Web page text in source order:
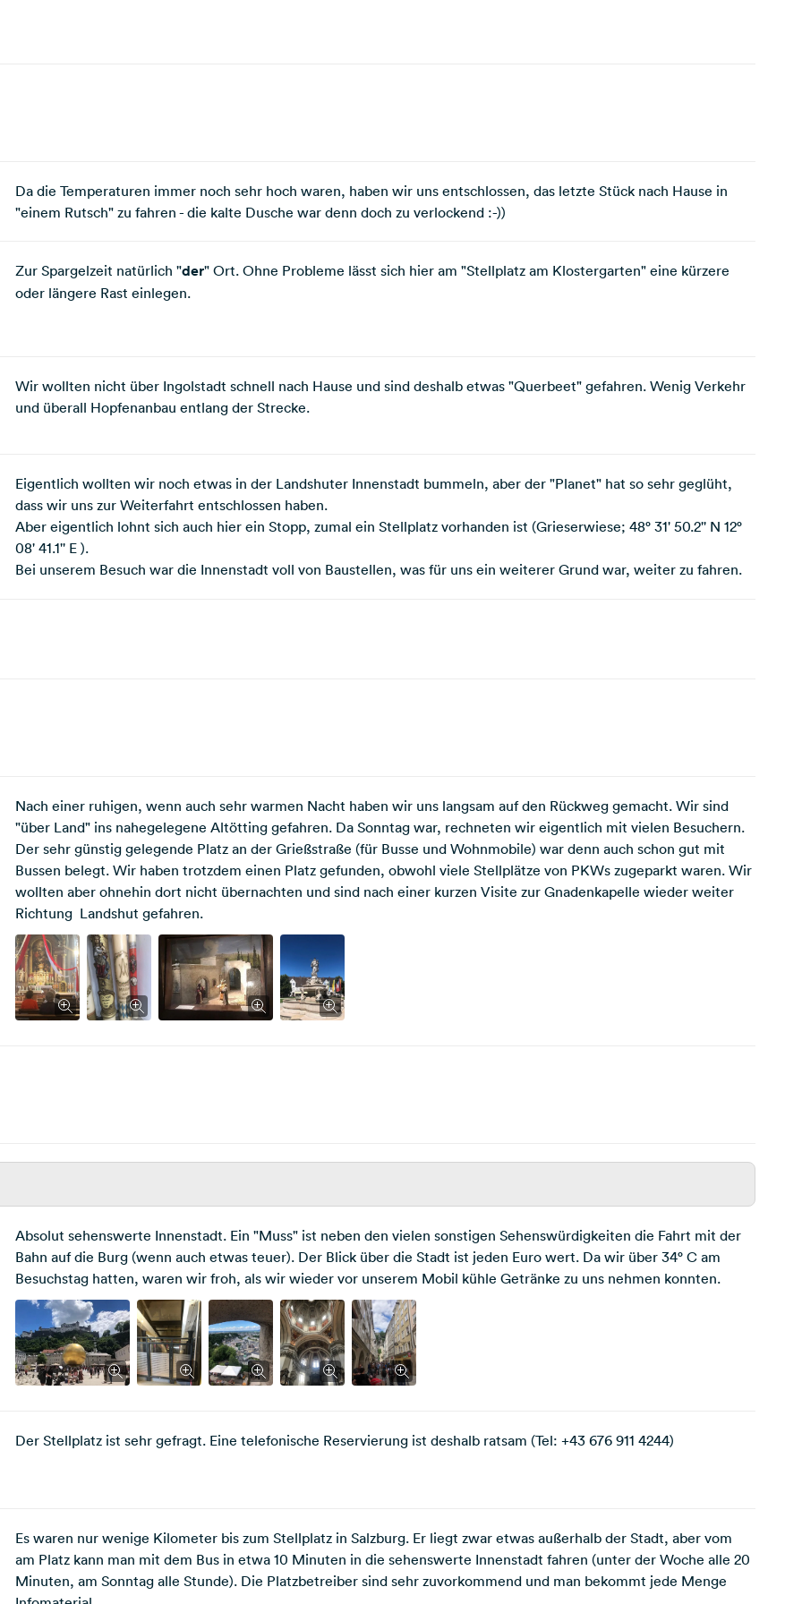
Da die Temperaturen immer noch sehr hoch waren, haben wir uns entschlossen, das letzte Stück nach Hause in
"einem Rutsch" zu fahren - die kalte Dusche war denn doch zu verlockend :-))
Zur Spargelzeit natürlich "der" Ort. Ohne Probleme lässt sich hier am "Stellplatz am Klostergarten" eine kürzere
oder längere Rast einlegen.
Wir wollten nicht über Ingolstadt schnell nach Hause und sind deshalb etwas "Querbeet" gefahren. Wenig Verkehr
und überall Hopfenanbau entlang der Strecke.
Eigentlich wollten wir noch etwas in der Landshuter Innenstadt bummeln, aber der "Planet" hat so sehr geglüht,
dass wir uns zur Weiterfahrt entschlossen haben.
Aber eigentlich lohnt sich auch hier ein Stopp, zumal ein Stellplatz vorhanden ist (Grieserwiese; 48° 31' 50.2'' N 12°
08' 41.1'' E ).
Bei unserem Besuch war die Innenstadt voll von Baustellen, was für uns ein weiterer Grund war, weiter zu fahren.
Nach einer ruhigen, wenn auch sehr warmen Nacht haben wir uns langsam auf den Rückweg gemacht. Wir sind
"über Land" ins nahegelegene Altötting gefahren. Da Sonntag war, rechneten wir eigentlich mit vielen Besuchern.
Der sehr günstig gelegende Platz an der Grießstraße (für Busse und Wohnmobile) war denn auch schon gut mit
Bussen belegt. Wir haben trotzdem einen Platz gefunden, obwohl viele Stellplätze von PKWs zugeparkt waren. Wir
wollten aber ohnehin dort nicht übernachten und sind nach einer kurzen Visite zur Gnadenkapelle wieder weiter
Richtung Landshut gefahren.
Absolut sehenswerte Innenstadt. Ein "Muss" ist neben den vielen sonstigen Sehenswürdigkeiten die Fahrt mit der
Bahn auf die Burg (wenn auch etwas teuer). Der Blick über die Stadt ist jeden Euro wert. Da wir über 34° C am
Besuchstag hatten, waren wir froh, als wir wieder vor unserem Mobil kühle Getränke zu uns nehmen konnten.
Der Stellplatz ist sehr gefragt. Eine telefonische Reservierung ist deshalb ratsam (Tel: +43 676 911 4244)
Es waren nur wenige Kilometer bis zum Stellplatz in Salzburg. Er liegt zwar etwas außerhalb der Stadt, aber vom
am Platz kann man mit dem Bus in etwa 10 Minuten in die sehenswerte Innenstadt fahren (unter der Woche alle 20
Minuten, am Sonntag alle Stunde). Die Platzbetreiber sind sehr zuvorkommend und man bekommt jede Menge